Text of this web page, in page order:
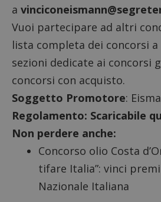
a
Vuoi partecipare ad altri
lista completa dei concorsi
sezioni dedicate ai concorsi
concorsi con acquisto.
Soggetto Promotore:
Regolamento: Scaricabile
Non perdere anche:
Concorso olio Costa
tifare Italia”: vinci
Nazionale Italiana